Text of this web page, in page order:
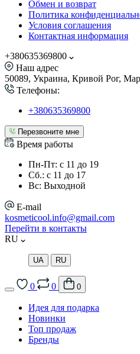
Обмен и возврат
Политика
Условия соглашения
Контактная информация
+380635369800
Наш адрес
50089, Украина, Кривой Рог,
Телефоны:
+380635369800
Перезвоните мне
Время работы
Пн-Пт: с 11 до 19
Сб.: с 11 до 17
Вс: Выходной
E-mail
kosmeticool.info@gmail.com
Перейти в контакты
RU
UA RU
0 0 0
Идея для подарка
Новинки
Топ продаж
Бренды